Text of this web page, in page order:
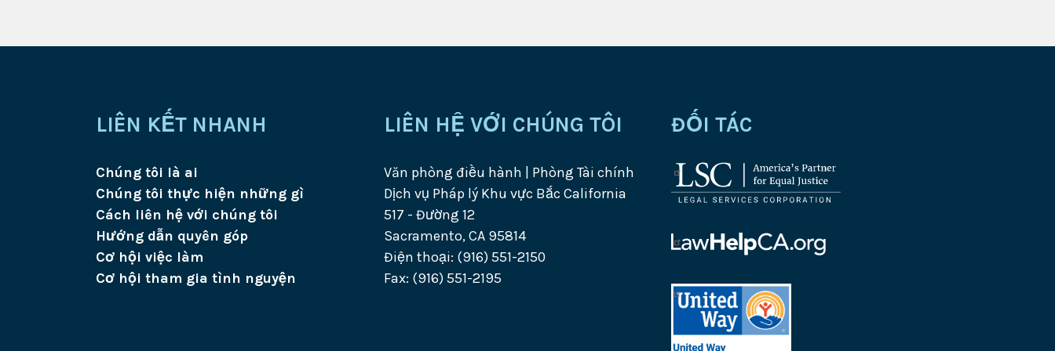
LIÊN KẾT NHANH
Chúng tôi là ai
Chúng tôi thực hiện những gì
Cách liên hệ với chúng tôi
Hướng dẫn quyên góp
Cơ hội việc làm
Cơ hội tham gia tình nguyện
LIÊN HỆ VỚI CHÚNG TÔI
Văn phòng điều hành | Phòng Tài chính
Dịch vụ Pháp lý Khu vực Bắc California
517 - Đường 12
Sacramento, CA 95814
Điện thoại: (916) 551-2150
Fax: (916) 551-2195
ĐỐI TÁC
Logo
của
ty
Pháp
Logo
của
vụ
Tư
của
United
Way